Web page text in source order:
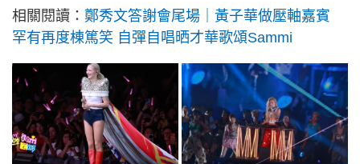
相關閱讀： 鄭秀文答謝會尾場｜黃子華做壓軸嘉賓
罕有再度棟篤笑 自彈自唱晒才華歌頌Sammi